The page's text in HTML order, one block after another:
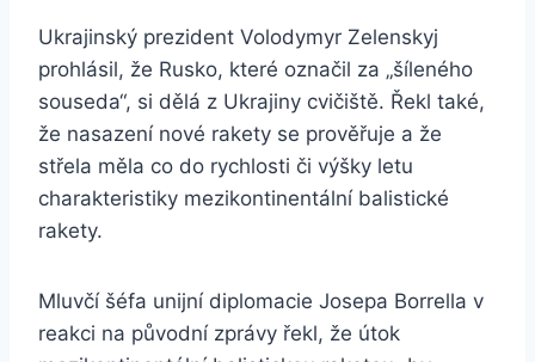
Ukrajinský prezident Volodymyr Zelenskyj
prohlásil, že Rusko, které označil za „šíleného
souseda“, si dělá z Ukrajiny cvičiště. Řekl také,
že nasazení nové rakety se prověřuje a že
střela měla co do rychlosti či výšky letu
charakteristiky mezikontinentální balistické
rakety.
Mluvčí šéfa unijní diplomacie Josepa Borrella v
reakci na původní zprávy řekl, že útok